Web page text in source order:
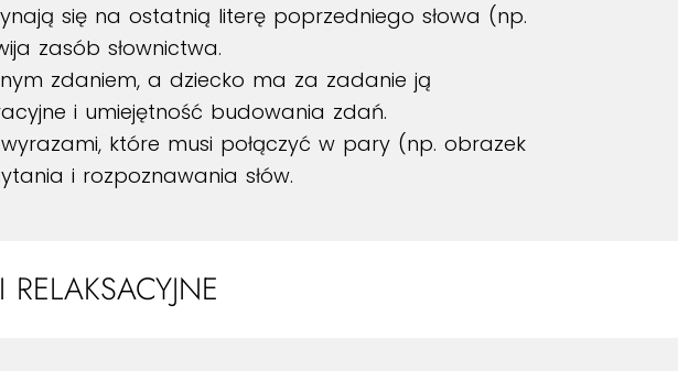
się na ostatnią literę poprzedniego słowa (np.
zasób słownictwa.
zdaniem, a dziecko ma za zadanie ją
i umiejętność budowania zdań.
które musi połączyć w pary (np. obrazek
i rozpoznawania słów.